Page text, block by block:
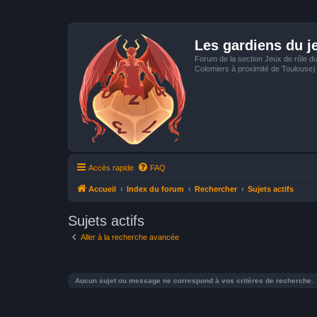
Les gardiens du
Forum de la section Jeux de rôle
Colomiers à proximité de Toulouse)
Accès rapide FAQ
Accueil Index du forum Rechercher Sujets actifs
Sujets actifs
Aller à la recherche avancée
Aucun sujet ou message ne correspond à vos critères de recherche.